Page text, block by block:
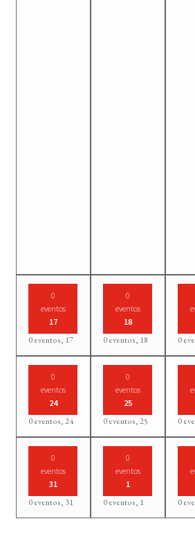
0
eventos
17
0 eventos, 17
0
eventos
18
0 eventos, 18 0
0
eventos
24
0 eventos,24
0
eventos
25
0 eventos,25 0
0
eventos
31
0 eventos, 31
0
eventos
1
0 eventos, 1 0